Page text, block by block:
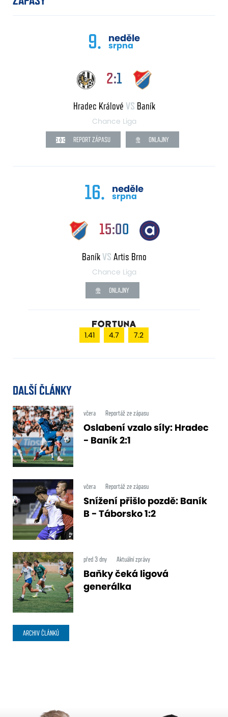
9. neděle
srpna
2:1
Hradec Králové VS Baník
Chance Liga
REPORT ZÁPASU ONLAJNY
16. neděle
srpna
15:00
BaníkVS Artis Brno
Chance Liga
ONLAJNY
1.41 4.7 7.2
DALŠÍ ČLÁNKY
včera Reportáž ze zápasu
Oslabení vzalo síly: Hradec
- Baník 2:1
včera Reportáž ze zápasu
Snížení přišlo pozdě: Baník
B - Táborsko 1:2
před 3 dny Aktuální zprávy
Baňky čeká ligová
generálka
ARCHIV ČLÁNKŮ